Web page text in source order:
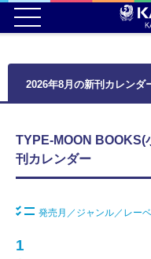
2026年8月の新刊カレンダ
TYPE-MOON BOOKS(
刊カレンダー
発売月／ジャンル／レー
1